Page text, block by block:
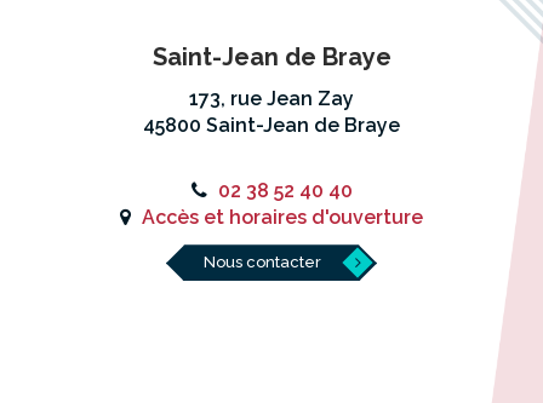
Saint-Jean de Braye
173, rue Jean Zay
45800 Saint-Jean de Braye
02 38 52 40 40
Accès et horaires d'ouverture
Nous contacter